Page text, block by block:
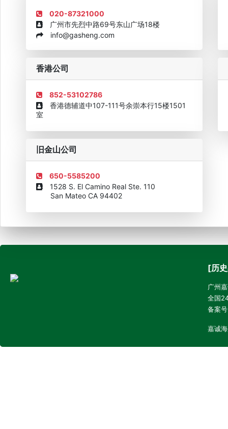
企业诚信AAAAA奖牌2015 欧美澳最具价值品牌移民机构
020-87321000
广州市先烈中路69号东山广场18楼
info@gasheng.com
香港公司
852-53102786
香港德辅道中107-111号余崇本行15楼1501
室
旧金山公司
650-5585200
1528 S. El Camino Real Ste. 110
San Mateo CA 94402
[历
广州
全国
备案
嘉诚